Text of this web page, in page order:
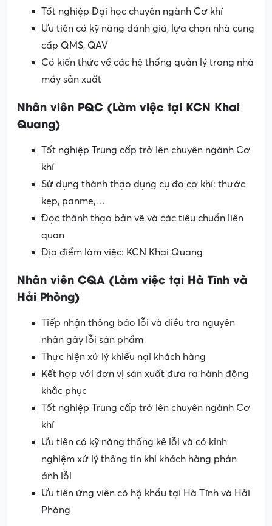
Tốt nghiệp Đại học chuyên ngành Cơ khí
Ưu tiên có kỹ năng đánh giá, lựa chọn nhà cung
cấp QMS, QAV
Có kiến thức về các hệ thống quản lý trong nhà
máy sản xuất
Nhân viên PQC (Làm việc tại KCN Khai
Quang)
Tốt nghiệp Trung cấp trở lên chuyên ngành Cơ
khí
Sử dụng thành thạo dụng cụ đo cơ khí: thước
kẹp, panme,…
Đọc thành thạo bản vẽ và các tiêu chuẩn liên
quan
Địa điểm làm việc: KCN Khai Quang
Nhân viên CQA (Làm việc tại Hà Tĩnh và
Hải Phòng)
Tiếp nhận thông báo lỗi và điều tra nguyên
nhân gây lỗi sản phẩm
Thực hiện xử lý khiếu nại khách hàng
Kết hợp với đơn vị sản xuất đưa ra hành động
khắc phục
Tốt nghiệp Trung cấp trở lên chuyên ngành Cơ
khí
Ưu tiên có kỹ năng thống kê lỗi và có kinh
nghiệm xử lý thông tin khi khách hàng phản
ánh lỗi
Ưu tiên ứng viên có hộ khẩu tại Hà Tĩnh và Hải
Phòng